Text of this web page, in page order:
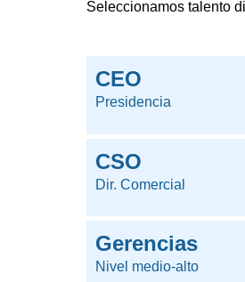
Seleccionamos talento
CEO
Presidencia
CSO
Dir. Comercial
Gerencias
Nivel medio-alto